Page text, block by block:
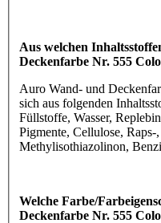
Aus welchen
Deckenfarbe Nr. 555
Auro Wand- und
sich aus folgenden
Füllstoffe, Wasser,
Pigmente, Cellulose,
Methylisothiazolinon,
Welche Farbe/
Deckenfarbe Nr. 555